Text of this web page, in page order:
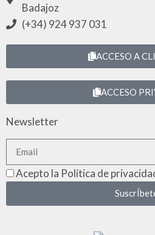
Badajoz
(+34) 924 937 031
ACCESO A
ACCESO
Newsletter
Acepto la Política de